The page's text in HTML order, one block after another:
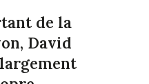
de la
David